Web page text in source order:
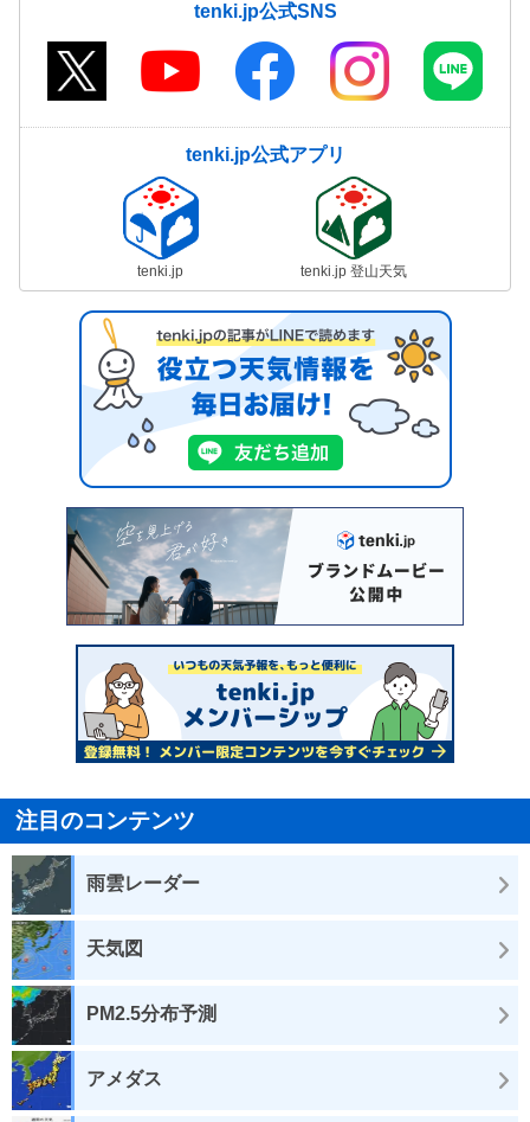
tenki.jp公式SNS
tenki.jp公式アプリ
tenki.jp tenki.jp 登山天気
注目のコンテンツ
雨雲レーダー
天気図
PM2.5分布予測
アメダス